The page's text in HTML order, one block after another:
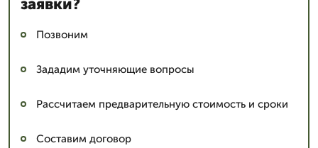
заявки?
Позвоним
Зададим уточняющие вопросы
Рассчитаем предварительную стоимость и сроки
Составим договор